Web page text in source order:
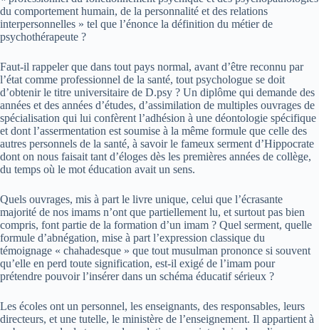
du comportement humain, de la personnalité et des relations
interpersonnelles » tel que l’énonce la définition du métier de
psychothérapeute ?
Faut-il rappeler que dans tout pays normal, avant d’être reconnu par
l’état comme professionnel de la santé, tout psychologue se doit
d’obtenir le titre universitaire de D.psy ? Un diplôme qui demande des
années et des années d’études, d’assimilation de multiples ouvrages de
spécialisation qui lui confèrent l’adhésion à une déontologie spécifique
et dont l’assermentation est soumise à la même formule que celle des
autres personnels de la santé, à savoir le fameux serment d’Hippocrate
dont on nous faisait tant d’éloges dès les premières années de collège,
du temps où le mot éducation avait un sens.
Quels ouvrages, mis à part le livre unique, celui que l’écrasante
majorité de nos imams n’ont que partiellement lu, et surtout pas bien
compris, font partie de la formation d’un imam ? Quel serment, quelle
formule d’abnégation, mise à part l’expression classique du
témoignage « chahadesque » que tout musulman prononce si souvent
qu’elle en perd toute signification, est-il exigé de l’imam pour
prétendre pouvoir l’insérer dans un schéma éducatif sérieux ?
Les écoles ont un personnel, les enseignants, des responsables, leurs
directeurs, et une tutelle, le ministère de l’enseignement. Il appartient à